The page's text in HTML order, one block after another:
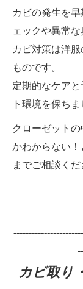
カビの発生を
ェックや異常
カビ対策は洋
ものです。
定期的なケア
ト環境を保ちま
クローゼット
かわからない
までご相談くだ
カビ取り